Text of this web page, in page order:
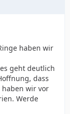
haben wir
geht deutlich
dass
haben wir vor
Werde